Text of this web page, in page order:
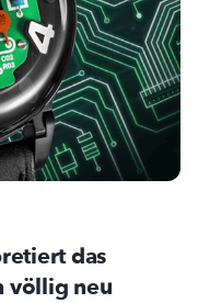
das
völlig neu